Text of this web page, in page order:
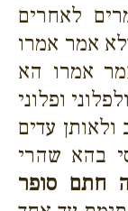
לאחרים
אמר אמרו
אמרו הא
ופלוני
ולאותן עדים
בהא שהרי
חתם סופר